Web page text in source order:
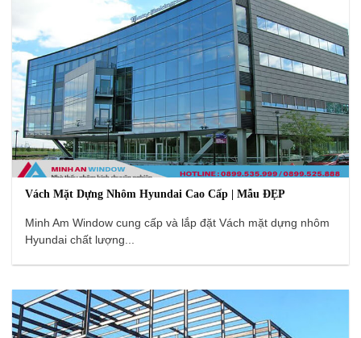
Vách Mặt Dựng Nhôm Hyundai Cao Cấp | Mẫu ĐẸP
Minh Am Window cung cấp và lắp đặt Vách mặt dựng nhôm
Hyundai chất lượng...